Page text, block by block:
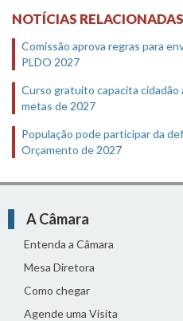
NOTÍCIAS RELACIONADAS
Comissão aprova regras para
PLDO 2027
Curso gratuito capacita cidadão
metas de 2027
População pode participar da
Orçamento de 2027
A Câmara
Entenda a Câmara
Mesa Diretora
Como chegar
Agende uma Visita